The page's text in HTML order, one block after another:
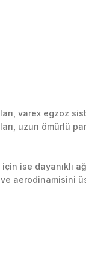
varex egzoz
uzun ömürlü
ise dayanıklı
ve aerodinamisini